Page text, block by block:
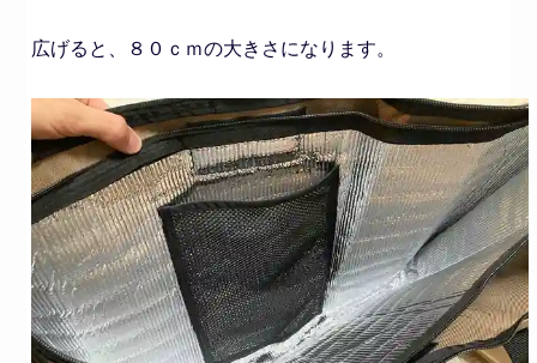
広げると、８０ｃｍの大きさになります。